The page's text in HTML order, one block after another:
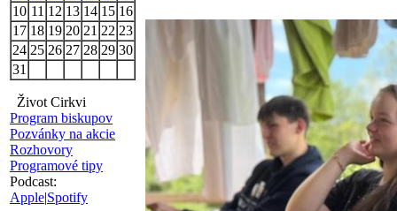
10 11 12 13 14 15 16
17 18 19 20 21 22 23
24 25 26 27 28 29 30
31
Život Cirkvi
Program biskupov
Pozvánky na akcie
Rozhovory
Programové tipy
Podcast:
Apple|Spotify